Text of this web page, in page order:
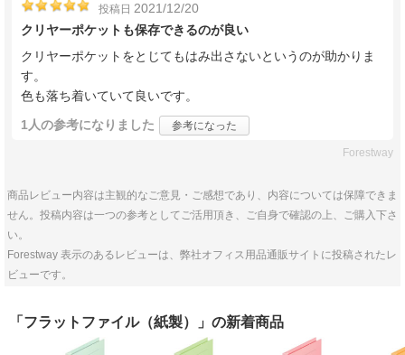
投稿日 2021/12/20
クリヤーポケットも保存できるのが良い
クリヤーポケットをとじてもはみ出さないというのが助かりま
す。
色も落ち着いていて良いです。
1人の参考になりました 参考になった
Forestway
商品レビュー内容は主観的なご意見・ご感想であり、内容については保障できま
せん。投稿内容は一つの参考としてご活用頂き、ご自身で確認の上、ご購入下さ
い。
Forestway 表示のあるレビューは、弊社オフィス用品通販サイトに投稿されたレ
ビューです。
「フラットファイル（紙製）」の新着商品